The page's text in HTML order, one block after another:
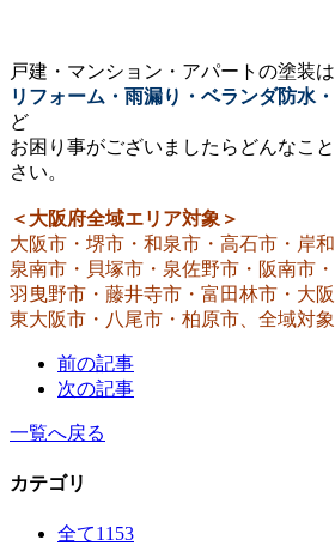
戸建・マンション・アパートの塗装は
リフォーム・雨漏り・ベランダ防水
ど
お困り事がございましたらどんなこ
さい。
＜大阪府全域エリア対象＞
大阪市・堺市・和泉市・高石市・岸
泉南市・貝塚市・泉佐野市・阪南市
羽曳野市・藤井寺市・富田林市・大
東大阪市・八尾市・柏原市、全域対象
前の記事
次の記事
一覧へ戻る
カテゴリ
全て1153